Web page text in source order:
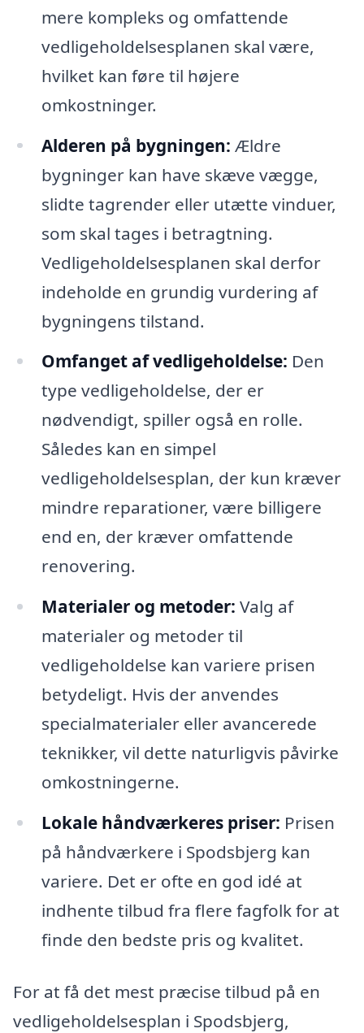
mere kompleks og omfattende
vedligeholdelsesplanen skal være,
hvilket kan føre til højere
omkostninger.
Alderen på bygningen: Ældre
bygninger kan have skæve vægge,
slidte tagrender eller utætte vinduer,
som skal tages i betragtning.
Vedligeholdelsesplanen skal derfor
indeholde en grundig vurdering af
bygningens tilstand.
Omfanget af vedligeholdelse: Den
type vedligeholdelse, der er
nødvendigt, spiller også en rolle.
Således kan en simpel
vedligeholdelsesplan, der kun kræver
mindre reparationer, være billigere
end en, der kræver omfattende
renovering.
Materialer og metoder: Valg af
materialer og metoder til
vedligeholdelse kan variere prisen
betydeligt. Hvis der anvendes
specialmaterialer eller avancerede
teknikker, vil dette naturligvis påvirke
omkostningerne.
Lokale håndværkeres priser: Prisen
på håndværkere i Spodsbjerg kan
variere. Det er ofte en god idé at
indhente tilbud fra flere fagfolk for at
finde den bedste pris og kvalitet.
For at få det mest præcise tilbud på en
vedligeholdelsesplan i Spodsbjerg,